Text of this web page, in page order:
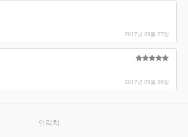
2017년 09월 27일
2017년 09월 26일
연락처